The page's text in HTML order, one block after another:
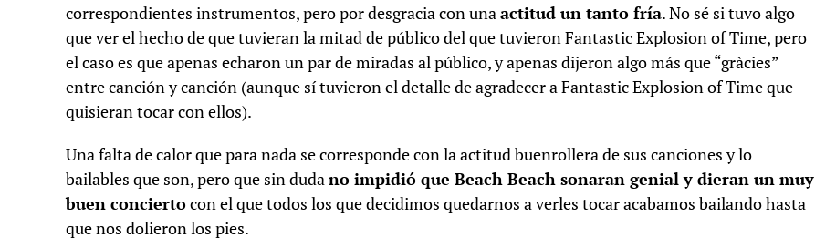
correspondientes instrumentos, pero por desgracia con unaactitud un tanto fría. No sé si tuvo algo
que ver el hecho de que tuvieran la mitad de público del que tuvieron Fantastic Explosion of Time, pero
el caso es que apenas echaron un par de miradas al público, y apenas dijeron algo más que “gràcies”
entre canción y canción (aunque sí tuvieron el detalle de agradecer a Fantastic Explosion of Time que
quisieran tocar con ellos).
Una falta de calor que para nada se corresponde con la actitud buenrollera de sus canciones y lo
bailables que son, pero que sin dudano impidió que Beach Beach sonaran genial y dieran un muy
buen conciertocon el que todos los que decidimos quedarnos a verles tocar acabamos bailando hasta
que nos dolieron los pies.